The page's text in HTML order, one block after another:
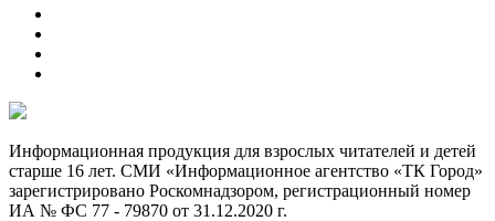
Информационная продукция для взрослых читателей и детей
старше 16 лет. СМИ «Информационное агентство «ТК Город»
зарегистрировано Роскомнадзором, регистрационный номер
ИА № ФС 77 - 79870 от 31.12.2020 г.